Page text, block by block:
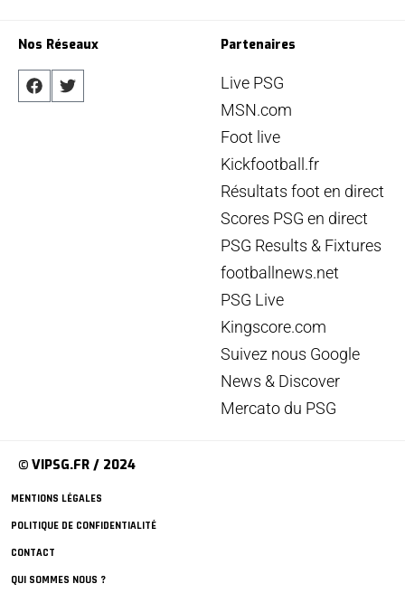
Nos Réseaux Partenaires
Live PSG
MSN.com
Foot live
Kickfootball.fr
Résultats foot en direct
Scores PSG en direct
PSG Results & Fixtures
footballnews.net
PSG Live
Kingscore.com
Suivez nous Google
News & Discover
Mercato du PSG
© VIPSG.FR / 2024
MENTIONS LÉGALES
POLITIQUE DE CONFIDENTIALITÉ
CONTACT
QUI SOMMES NOUS ?